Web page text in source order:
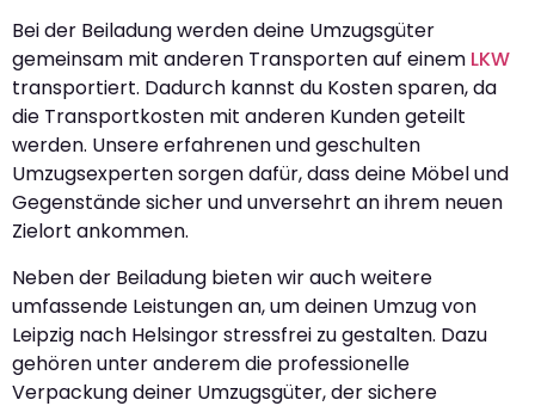
Bei der Beiladung werden deine Umzugsgüter
gemeinsam mit anderen Transporten auf einem LKW
transportiert. Dadurch kannst du Kosten sparen, da
die Transportkosten mit anderen Kunden geteilt
werden. Unsere erfahrenen und geschulten
Umzugsexperten sorgen dafür, dass deine Möbel und
Gegenstände sicher und unversehrt an ihrem neuen
Zielort ankommen.
Neben der Beiladung bieten wir auch weitere
umfassende Leistungen an, um deinen Umzug von
Leipzig nach Helsingor stressfrei zu gestalten. Dazu
gehören unter anderem die professionelle
Verpackung deiner Umzugsgüter, der sichere